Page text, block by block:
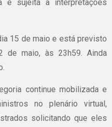
e sujeita a interpretações
15 de maio e está previsto
de maio, às 23h59. Ainda
continue mobilizada e
no plenário virtual,
solicitando que eles